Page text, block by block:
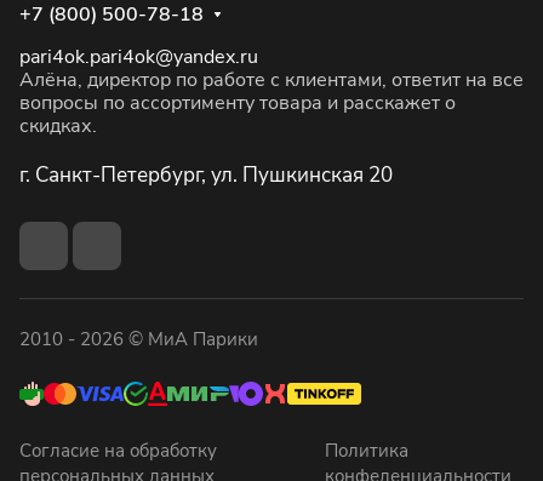
+7 (800) 500-78-18
pari4ok.pari4ok@yandex.ru
Алёна, директор по работе с клиентами, ответит на все
вопросы по ассортименту товара и расскажет о
скидках.
г. Санкт-Петербург, ул. Пушкинская 20
2010 - 2026 © МиА Парики
Согласие на обработку
Политика